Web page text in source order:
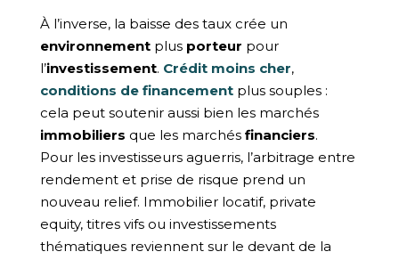
À l’inverse, la baisse des taux crée un
environnementplus porteur pour
l’investissement. Crédit moins cher,
conditions de financementplus souples :
cela peut soutenir aussi bien les marchés
immobiliers que les marchés financiers.
Pour les investisseurs aguerris, l’arbitrage entre
rendement et prise de risque prend un
nouveau relief. Immobilier locatif, private
equity, titres vifs ou investissements
thématiques reviennent sur le devant de la